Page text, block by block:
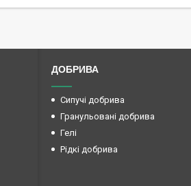
ДОБРИВА
Сипучі добрива
Гранульовані добрива
Гелі
Рідкі добрива